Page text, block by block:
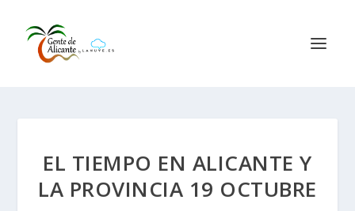
EL TIEMPO EN ALICANTE Y
LA PROVINCIA 19 OCTUBRE